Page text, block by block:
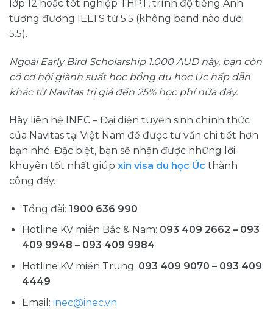
lớp 12 hoặc tốt nghiệp THPT, trình độ tiếng Anh
tương đương IELTS từ 5.5 (không band nào dưới
5.5).
Ngoài Early Bird Scholarship 1.000 AUD này, bạn còn
có cơ hội giành suất học bổng du học Úc hấp dẫn
khác từ Navitas trị giá đến 25% học phí nữa đấy.
Hãy liên hệ INEC – Đại diện tuyển sinh chính thức
của Navitas tại Việt Nam để được tư vấn chi tiết hơn
bạn nhé. Đặc biệt, bạn sẽ nhận được những lời
khuyên tốt nhất giúp xin visa du học Úc thành
công đấy.
Tổng đài: 1900 636 990
Hotline KV miền Bắc & Nam: 093 409 2662 – 093
409 9948 – 093 409 9984
Hotline KV miền Trung: 093 409 9070 – 093 409
4449
Email: inec@inec.vn